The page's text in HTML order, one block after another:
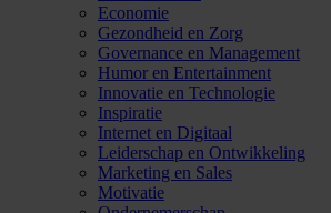
Economie
Gezondheid en Zorg
Governance en Management
Humor en Entertainment
Innovatie en Technologie
Inspiratie
Internet en Digitaal
Leiderschap en Ontwikkeling
Marketing en Sales
Motivatie